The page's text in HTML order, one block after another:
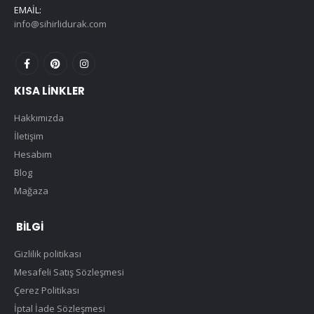
EMAIL:
info@sihirlidurak.com
KISA LINKLER
Hakkımızda
İletişim
Hesabım
Blog
Mağaza
BILGI
Gizlilik politikası
Mesafeli Satış Sözleşmesi
Çerez Politikası
İptal İade Sözleşmesi